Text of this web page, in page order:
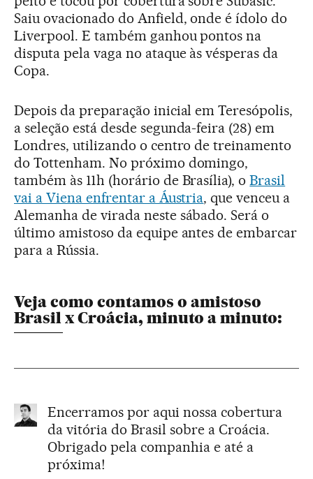
Saiu ovacionado do Anfield, onde é ídolo do
Liverpool. E também ganhou pontos na
disputa pela vaga no ataque às vésperas da
Copa.
Depois da preparação inicial em Teresópolis,
a seleção está desde segunda-feira (28) em
Londres, utilizando o centro de treinamento
do Tottenham. No próximo domingo,
também às 11h (horário de Brasília), oBrasil
vai a Viena enfrentar a Áustria, que venceu a
Alemanha de virada neste sábado. Será o
último amistoso da equipe antes de embarcar
para a Rússia.
Veja como contamos o amistoso
Brasil x Croácia, minuto a minuto:
Encerramos por aqui nossa cobertura
da vitória do Brasil sobre a Croácia.
Obrigado pela companhia e até a
próxima!